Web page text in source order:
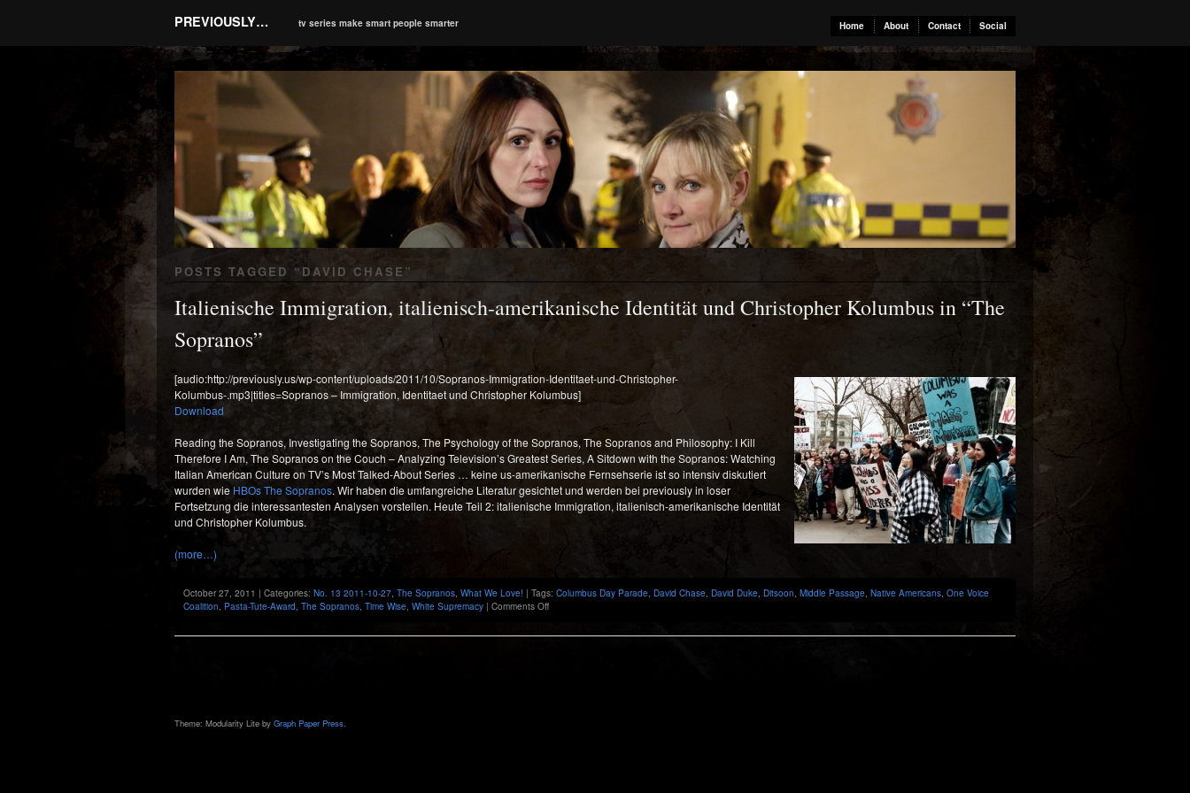
PREVIOUSLY… tv series make smart people smarter Home About Contact Social
POSTS TAGGED “ DAVID CHASE”
Italienische Immigration, italienisch-amerikanische Identität und Christopher Kolumbus in “The
Sopranos”
[audio:http://previously.us/wp-content/uploads/2011/10/Sopranos-Immigration-Identitaet-und-Christopher-
Kolumbus-.mp3|titles=Sopranos – Immigration, Identitaet und Christopher Kolumbus]
Download
Reading the Sopranos, Investigating the Sopranos, The Psychology of the Sopranos, The Sopranos and Philosophy: I Kill
Therefore I Am, The Sopranos on the Couch – Analyzing Television’s Greatest Series, A Sitdown with the Sopranos: Watching
Italian American Culture on TV’s Most Talked-About Series … keine us-amerikanische Fernsehserie ist so intensiv diskutiert
wurden wie HBOs The Sopranos. Wir haben die umfangreiche Literatur gesichtet und werden bei previously in loser
Fortsetzung die interessantesten Analysen vorstellen. Heute Teil 2: italienische Immigration, italienisch-amerikanische Identität
und Christopher Kolumbus.
(more…)
October 27, 2011 | Categories: No. 13 2011-10-27, The Sopranos, What We Love! | Tags: Columbus Day Parade, David Chase, David Duke, Ditsoon, Middle Passage, Native Americans, One Voice
Coalition, Pasta-Tute-Award, The Sopranos, Time Wise, White Supremacy | Comments Offon
Theme: Modularity Lite by Graph Paper Press.